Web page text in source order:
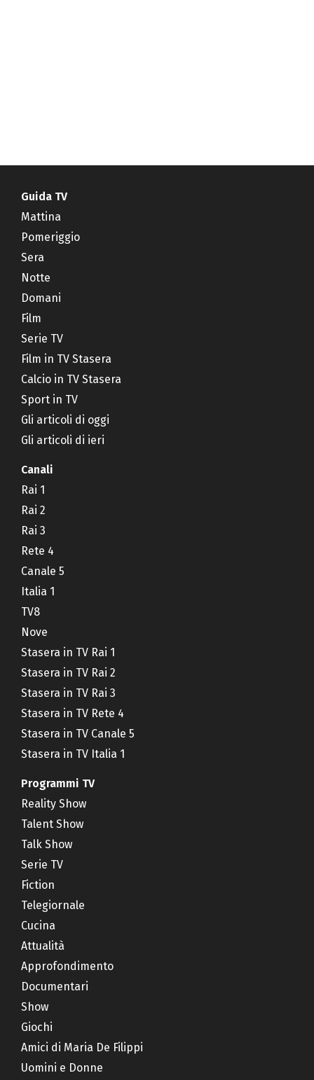
Guida TV
Mattina
Pomeriggio
Sera
Notte
Domani
Film
Serie TV
Film in TV Stasera
Calcio in TV Stasera
Sport in TV
Gli articoli di oggi
Gli articoli di ieri
Canali
Rai 1
Rai 2
Rai 3
Rete 4
Canale 5
Italia 1
TV8
Nove
Stasera in TV Rai 1
Stasera in TV Rai 2
Stasera in TV Rai 3
Stasera in TV Rete 4
Stasera in TV Canale 5
Stasera in TV Italia 1
Programmi TV
Reality Show
Talent Show
Talk Show
Serie TV
Fiction
Telegiornale
Cucina
Attualità
Approfondimento
Documentari
Show
Giochi
Amici di Maria De Filippi
Uomini e Donne